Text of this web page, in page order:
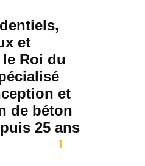
et
Roi du
et
de béton
25 ans